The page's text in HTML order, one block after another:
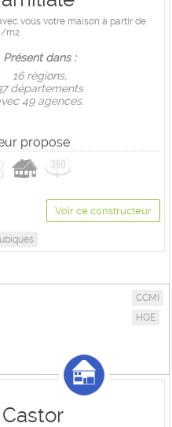
vous votre maison à partir de
m2
Présent dans :
16 règions,
départements
49 agences.
propose
Voir ce constructeur
CCMI
HQE